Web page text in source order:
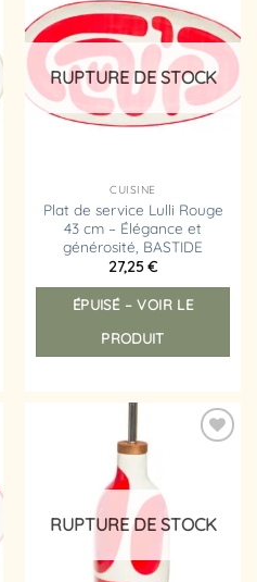
Ajouter
à la
liste
d’envies
RUPTURE DE STOCK
CUISINE
Plat de service Lulli Rouge
43 cm – Élégance et
générosité, BASTIDE
27,25€
ÉPUISÉ – VOIR LE
PRODUIT
RUPTURE DE STOCK